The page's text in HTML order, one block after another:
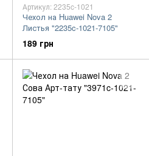
Артикул: 2235c-1021
Чехол на Huawei Nova 2
Листья "2235c-1021-7105"
189 грн